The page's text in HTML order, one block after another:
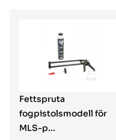
Fettspruta
fogpistolsmodell för
MLS-p...